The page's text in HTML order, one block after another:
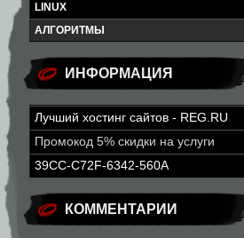
LINUX
АЛГОРИТМЫ
ИНФОРМАЦИЯ
Лучший хостинг сайтов - REG.RU
Промокод 5% скидки на услуги
39CC-C72F-6342-560A
КОММЕНТАРИИ